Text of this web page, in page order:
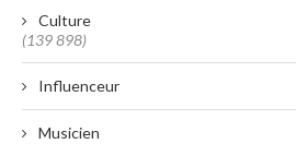
Culture
(139 898)
Influenceur
Musicien